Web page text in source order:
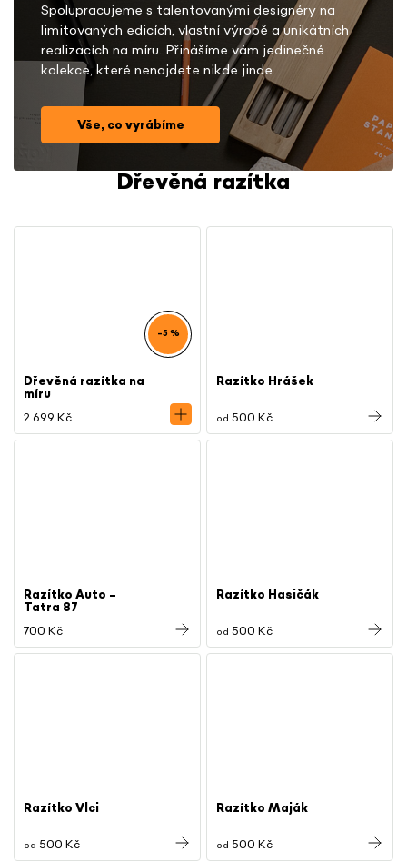
Spolupracujeme s talentovanými designéry na
limitovaných edicích, vlastní výrobě a unikátních
realizacích na míru. Přinášíme vám jedinečné
kolekce, které nenajdete nikde jinde.
Vše, co vyrábíme
Dřevěná razítka
–5 %
Dřevěná razítka na
míru
2 699 Kč
Razítko Hrášek
od 500 Kč
Razítko Auto –
Tatra 87
700 Kč
Razítko Hasičák
od 500 Kč
Razítko Vlci
od 500 Kč
Razítko Maják
od 500 Kč